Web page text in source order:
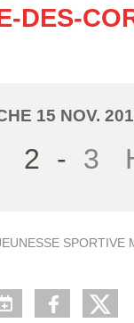
DES-
15 NOV.
2 - 3
SPORTIVE